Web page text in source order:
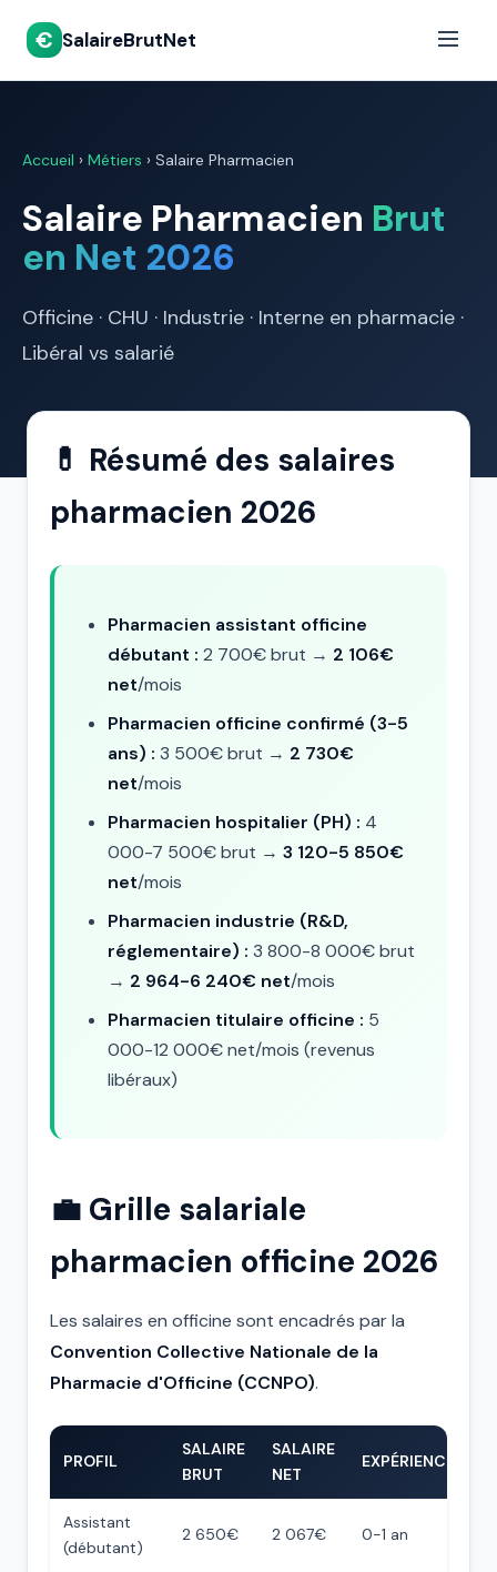
€ SalaireBrutNet
Accueil › Métiers › Salaire Pharmacien
Salaire Pharmacien Brut
en Net 2026
Officine · CHU · Industrie · Interne en pharmacie ·
Libéral vs salarié
💊 Résumé des salaires
pharmacien 2026
Pharmacien assistant officine
débutant : 2 700€ brut → 2 106€
net/mois
Pharmacien officine confirmé (3-5
ans) : 3 500€ brut → 2 730€
net/mois
Pharmacien hospitalier (PH) : 4
000-7 500€ brut → 3 120-5 850€
net/mois
Pharmacien industrie (R&D,
réglementaire) : 3 800-8 000€ brut
→ 2 964-6 240€ net/mois
Pharmacien titulaire officine : 5
000-12 000€ net/mois (revenus
libéraux)
💼 Grille salariale
pharmacien officine 2026
Les salaires en officine sont encadrés par la
Convention Collective Nationale de la
Pharmacie d'Officine (CCNPO).
PROFIL
SALAIRE
BRUT
SALAIRE
NET
EXPÉRIENCE
Assistant
(débutant)
2 650€ 2 067€ 0-1 an